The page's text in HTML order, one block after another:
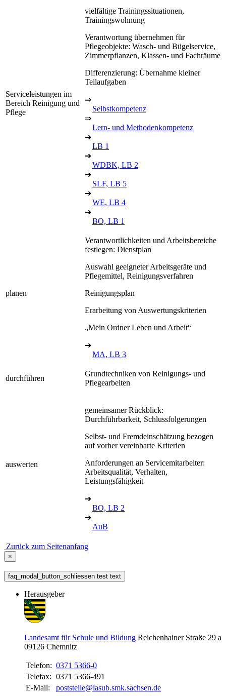
Serviceleistungen im
Bereich Reinigung und
Pflege
vielfältige Trainingssituationen,
Trainingswohnung
Verantwortung übernehmen für
Pflegeobjekte: Wasch- und Bügelservice,
Zimmerpflanzen, Klassen- und Fachräume
Differenzierung: Übernahme kleiner
Teilaufgaben
⇒
Selbstkompetenz
⇒
Lern- und Methodenkompetenz
➔
LB 1
➔
WDBK, LB 2
➔
SLF, LB 5
➔
WE, LB 4
➔
BO, LB 1
planen
Verantwortlichkeiten und Arbeitsbereiche
festlegen: Dienstplan
Auswahl geeigneter Arbeitsgeräte und
Pflegemittel, Reinigungsverfahren
Reinigungsplan
Erarbeitung von Auswertungskriterien
„Mein Ordner Leben und Arbeit“
➔
MA, LB 3
durchführen
Grundtechniken von Reinigungs- und
Pflegearbeiten
auswerten
gemeinsamer Rückblick:
Durchführbarkeit, Schlussfolgerungen
Selbst- und Fremdeinschätzung bezogen
auf vorher vereinbarte Kriterien
Anforderungen an Servicemitarbeiter:
Arbeitsqualität, Verhalten,
Leistungsfähigkeit
➔
BO, LB 2
➔
AuB
Zurück zum Seitenanfang
×
faq_modal_button_schliessen test text
Herausgeber
Landesamt für Schule und Bildung Reichenhainer Straße 29 a
09126 Chemnitz
Telefon: 0371 5366-0
Telefax: 0371 5366-491
E-Mail:
poststelle@lasub.smk.sachsen.de